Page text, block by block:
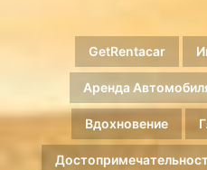
GetRentacar
Аренда
Вдохновение